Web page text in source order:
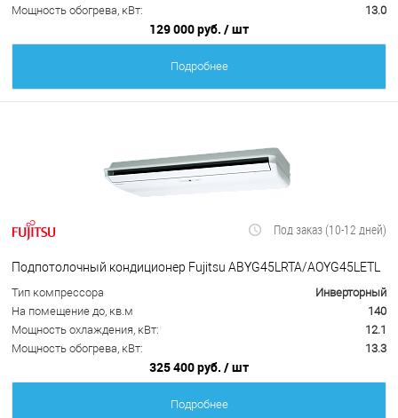
Мощность обогрева, кВт:
13.0
129 000 руб. / шт
Подробнее
Под заказ (10-12 дней)
Подпотолочный кондиционер Fujitsu ABYG45LRTA/AOYG45LETL
Тип компрессора
Инверторный
На помещение до, кв.м
140
Мощность охлаждения, кВт:
12.1
Мощность обогрева, кВт:
13.3
325 400 руб. / шт
Подробнее